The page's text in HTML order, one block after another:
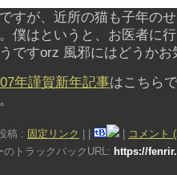
すが、近所の猫も子年の
僕はというと、お医者に
ですorz 風邪にはどうか
年謹賀新年記事はこちら
稿 : 固定リンク
コメント
のトラックバックURL: https://